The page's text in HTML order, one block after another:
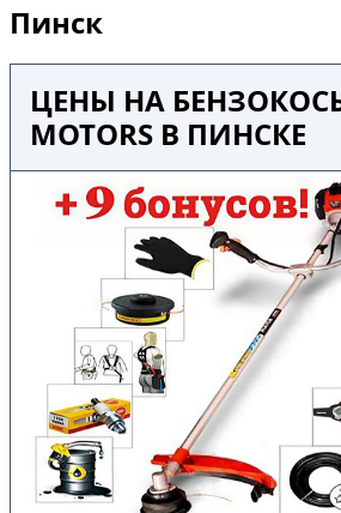
Пинск
ЦЕНЫ НА
MOTORS В ПИНСКЕ